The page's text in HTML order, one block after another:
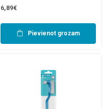
6,89€
Pievienot grozam